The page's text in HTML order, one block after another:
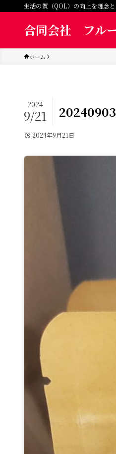
生活の質（QOL）の向上を理念
合同会社 フル
ホーム
2024
9/21
2024年9月21日